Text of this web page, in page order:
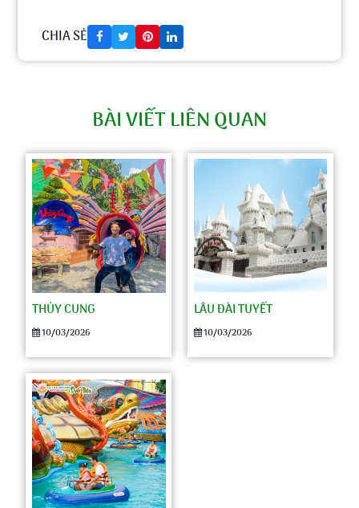
CHIA SẺ
BÀI VIẾT LIÊN QUAN
THỦY CUNG
10/03/2026
LÂU ĐÀI TUYẾT
10/03/2026